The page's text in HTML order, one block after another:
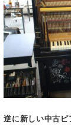
逆に新しい中古ピ